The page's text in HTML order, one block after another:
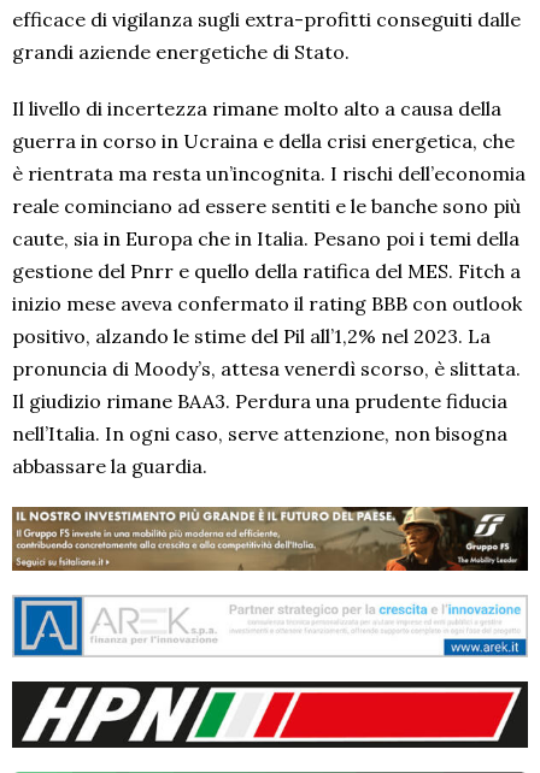
efficace di vigilanza sugli extra-profitti conseguiti dalle
grandi aziende energetiche di Stato.
Il livello di incertezza rimane molto alto a causa della
guerra in corso in Ucraina e della crisi energetica, che
è rientrata ma resta un’incognita. I rischi dell’economia
reale cominciano ad essere sentiti e le banche sono più
caute, sia in Europa che in Italia. Pesano poi i temi della
gestione del Pnrr e quello della ratifica del MES. Fitch a
inizio mese aveva confermato il rating BBB con outlook
positivo, alzando le stime del Pil all’1,2% nel 2023. La
pronuncia di Moody’s, attesa venerdì scorso, è slittata.
Il giudizio rimane BAA3. Perdura una prudente fiducia
nell’Italia. In ogni caso, serve attenzione, non bisogna
abbassare la guardia.